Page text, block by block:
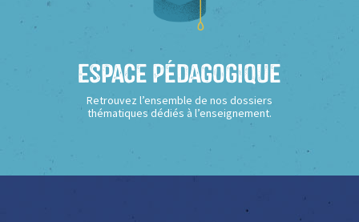
Espace Pédagogique
Retrouvez l’ensemble de nos dossiers
thématiques dédiés à l’enseignement.